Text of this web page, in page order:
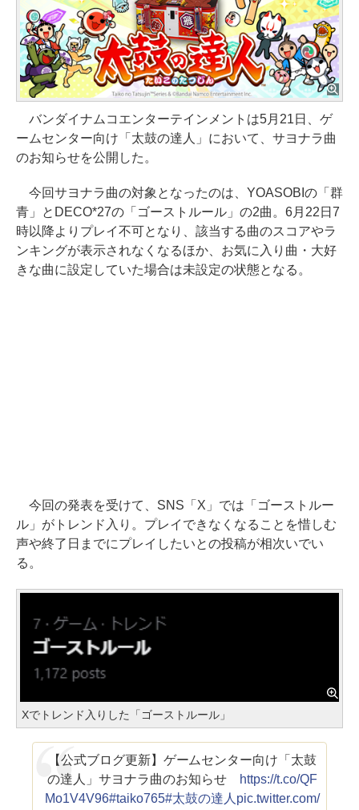
バンダイナムコエンターテインメントは5月21日、ゲ
ームセンター向け「太鼓の達人」において、サヨナラ曲
のお知らせを公開した。
今回サヨナラ曲の対象となったのは、YOASOBIの「群
青」とDECO*27の「ゴーストルール」の2曲。6月22日7
時以降よりプレイ不可となり、該当する曲のスコアやラ
ンキングが表示されなくなるほか、お気に入り曲・大好
きな曲に設定していた場合は未設定の状態となる。
今回の発表を受けて、SNS「X」では「ゴーストルー
ル」がトレンド入り。プレイできなくなることを惜しむ
声や終了日までにプレイしたいとの投稿が相次いでい
る。
Xでトレンド入りした「ゴーストルール」
【公式ブログ更新】ゲームセンター向け「太鼓
の達人」サヨナラ曲のお知らせ
https://t.co/QF
Mo1V4V96#taiko765#太鼓の達人 pic.twitter.com/